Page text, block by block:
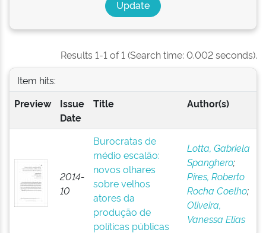
Results 1-1 of 1 (Search time: 0.002 seconds).
Item hits:
Preview
Issue
Date
Title Author(s)
2014-
10
Burocratas de
médio escalão:
novos olhares
sobre velhos
atores da
produção de
políticas públicas
Lotta, Gabriela
Spanghero;
Pires, Roberto
Rocha Coelho;
Oliveira,
Vanessa Elias